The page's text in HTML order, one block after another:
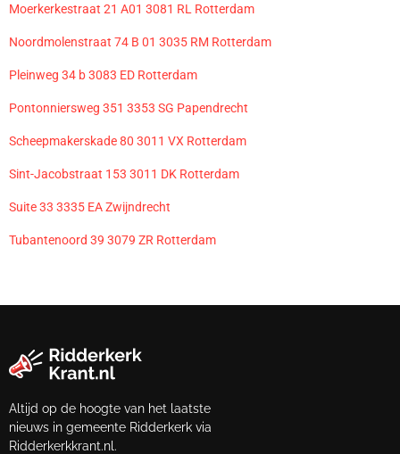
Moerkerkestraat 21 A01 3081 RL Rotterdam
Noordmolenstraat 74 B 01 3035 RM Rotterdam
Pleinweg 34 b 3083 ED Rotterdam
Pontonniersweg 351 3353 SG Papendrecht
Scheepmakerskade 80 3011 VX Rotterdam
Sint-Jacobstraat 153 3011 DK Rotterdam
Suite 33 3335 EA Zwijndrecht
Tubantenoord 39 3079 ZR Rotterdam
Altijd op de hoogte van het laatste
nieuws in gemeente Ridderkerk via
Ridderkerkkrant.nl.